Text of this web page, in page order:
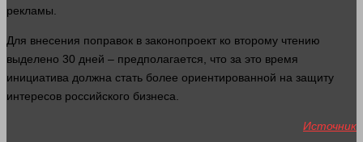
рекламы.
Для внесения поправок в законопроект ко второму чтению
выделено 30 дней – предполагается, что за это время
инициатива должна стать более ориентированной на защиту
интересов российского бизнеса
Источник